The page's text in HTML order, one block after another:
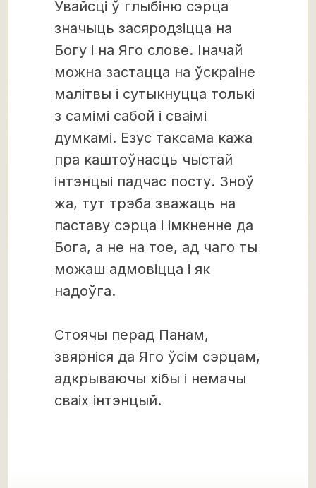
Увайсці ў глыбіню сэрца
значыць засяродзіцца на
Богу і на Яго слове. Іначай
можна застацца на ўскраіне
малітвы і сутыкнуцца толькі
з самімі сабой і сваімі
думкамі. Езус таксама кажа
пра каштоўнасць чыстай
інтэнцыі падчас посту. Зноў
жа, тут трэба зважаць на
паставу сэрца і імкненне да
Бога, а не на тое, ад чаго ты
можаш адмовіцца і як
надоўга.
Стоячы перад Панам,
звярніся да Яго ўсім сэрцам,
адкрываючы хібы і немачы
сваіх інтэнцый.